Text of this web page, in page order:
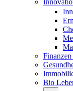
Bio